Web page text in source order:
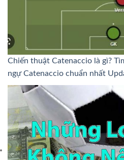
Chiến thuật Catenaccio là gì?
ngự Catenaccio chuẩn nhất